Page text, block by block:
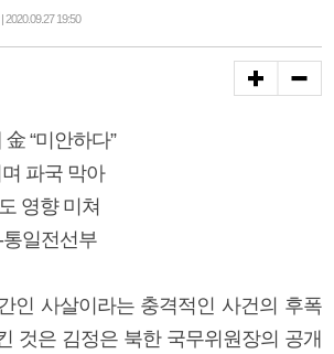
19:50
“미안하다”
파국 막아
영향 미쳐
일전선부
인 사살이라는 충격적인 사건의 후폭
것은 김정은 북한 국무위원장의 공개